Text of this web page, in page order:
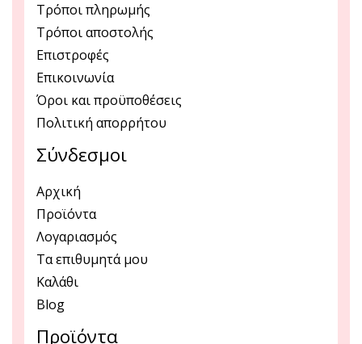
Τρόποι πληρωμής
Τρόποι αποστολής
Επιστροφές
Επικοινωνία
Όροι και προϋποθέσεις
Πολιτική απορρήτου
Σύνδεσμοι
Αρχική
Προϊόντα
Λογαριασμός
Τα επιθυμητά μου
Καλάθι
Blog
Προϊόντα